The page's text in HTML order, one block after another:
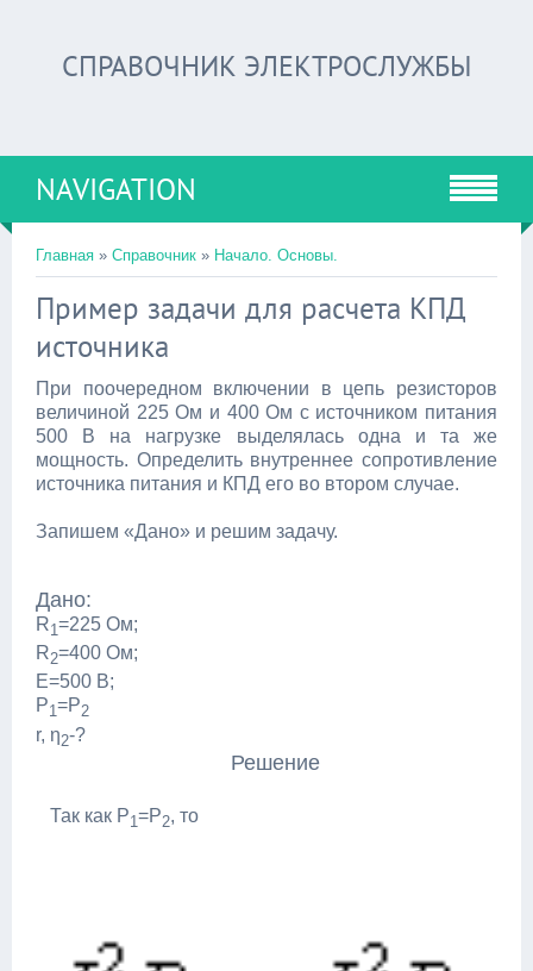
СПРАВОЧНИК ЭЛЕКТРОСЛУЖБЫ
NAVIGATION
Главная » Справочник » Начало. Основы.
Пример задачи для расчета КПД
источника
При поочередном включении в цепь резисторов
величиной 225 Ом и 400 Ом с источником питания
500 В на нагрузке выделялась одна и та же
мощность. Определить внутреннее сопротивление
источника питания и КПД его во втором случае.
Запишем «Дано» и решим задачу.
Дано:
R1=225 Ом;
R2=400 Ом;
Е=500 В;
Р1=Р2
r, η2-?
Решение
Так как Р1 =Р2, то